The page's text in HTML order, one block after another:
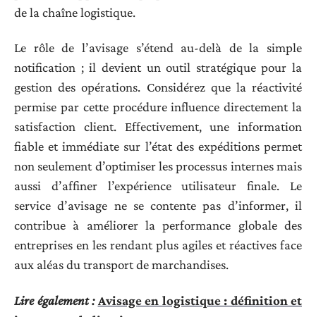
de la chaîne logistique.
Le rôle de l’avisage s’étend au-delà de la simple
notification ; il devient un outil stratégique pour la
gestion des opérations. Considérez que la réactivité
permise par cette procédure influence directement la
satisfaction client. Effectivement, une information
fiable et immédiate sur l’état des expéditions permet
non seulement d’optimiser les processus internes mais
aussi d’affiner l’expérience utilisateur finale. Le
service d’avisage ne se contente pas d’informer, il
contribue à améliorer la performance globale des
entreprises en les rendant plus agiles et réactives face
aux aléas du transport de marchandises.
Lire également : Avisage en logistique : définition et